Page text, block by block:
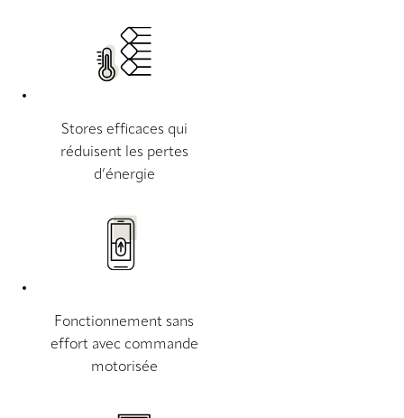
Stores efficaces qui
réduisent les pertes
d’énergie
Fonctionnement sans
effort avec commande
motorisée